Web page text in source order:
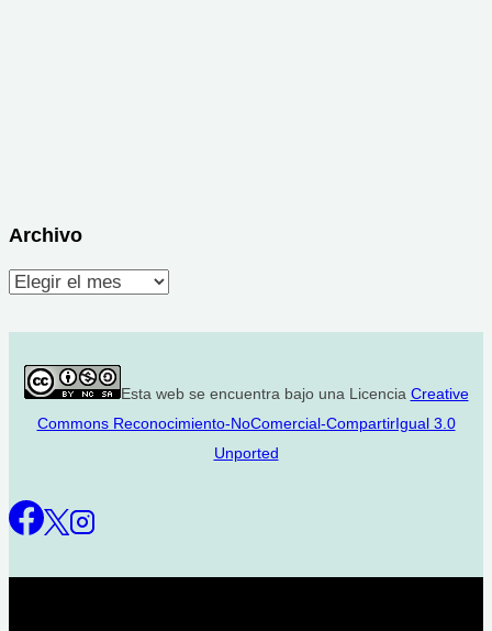
Archivo
Archivo
Esta web se encuentra bajo una Licencia Creative
Commons Reconocimiento-NoComercial-CompartirIgual 3.0
Unported